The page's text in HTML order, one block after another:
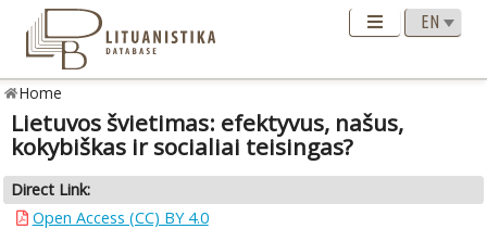
Home
Lietuvos švietimas: efektyvus, našus,
kokybiškas ir socialiai teisingas?
Direct Link:
Open Access (CC) BY 4.0